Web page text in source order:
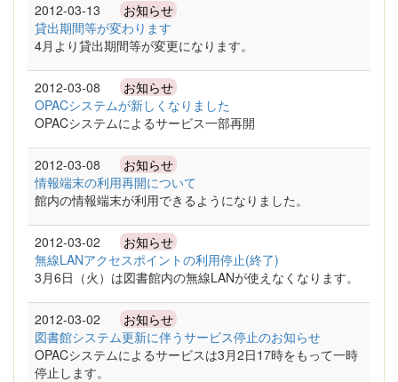
2012-03-13 お知らせ
貸出期間等が変わります
4月より貸出期間等が変更になります。
2012-03-08 お知らせ
OPACシステムが新しくなりました
OPACシステムによるサービス一部再開
2012-03-08 お知らせ
情報端末の利用再開について
館内の情報端末が利用できるようになりました。
2012-03-02 お知らせ
無線LANアクセスポイントの利用停止(終了)
3月6日（火）は図書館内の無線LANが使えなくなります。
2012-03-02 お知らせ
図書館システム更新に伴うサービス停止のお知らせ
OPACシステムによるサービスは3月2日17時をもって一時
停止します。